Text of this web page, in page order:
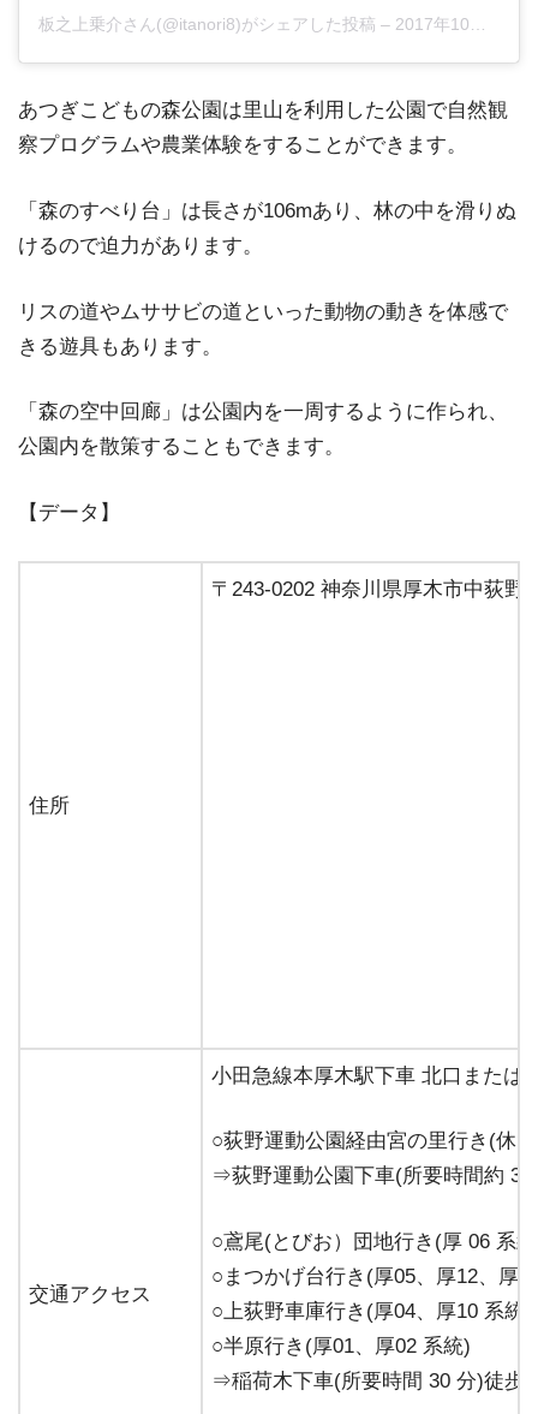
板之上乗介さん(@itanori8)がシェアした投稿 – 2017年10月月15日午後9時06分PDT
あつぎこどもの森公園は里山を利用した公園で自然観
察プログラムや農業体験をすることができます。
「森のすべり台」は長さが106mあり、林の中を滑りぬ
けるので迫力があります。
リスの道やムササビの道といった動物の動きを体感で
きる遊具もあります。
「森の空中回廊」は公園内を一周するように作られ、
公園内を散策することもできます。
【データ】
住所
〒243-0202 神奈川県厚木市中荻野
交通アクセス
小田急線本厚木駅下車 北口または
○荻野運動公園経由宮の里行き(休
⇒荻野運動公園下車(所要時間約 30
○鳶尾(とびお）団地行き(厚 06 系
○まつかげ台行き(厚05、厚12、厚
○上荻野車庫行き(厚04、厚10 系統)
○半原行き(厚01、厚02 系統)
⇒稲荷木下車(所要時間 30 分)徒歩